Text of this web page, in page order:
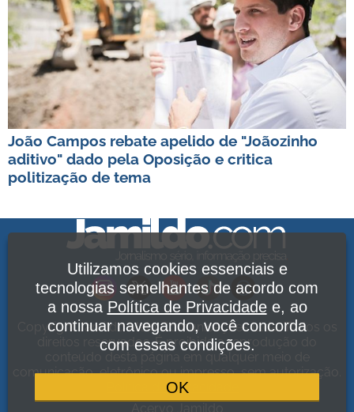
João Campos rebate apelido de "Joãozinho
aditivo" dado pela Oposição e critica
politização de tema
Copyright Jamildo Melo Comunicações Ltda. Todos os
direitos reservados. É proibida a reprodução do
conteúdo desta página em qualquer meio de
comunicação, eletrônico ou impresso, sem autorização.
Política de Privacidade
Utilizamos cookies essenciais e
tecnologias semelhantes de acordo com
a nossa Política de Privacidadee, ao
continuar navegando, você concorda
com essas condições.
OK